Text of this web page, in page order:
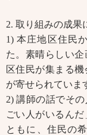
2. 取り組みの成果
1) 本庄地区住民
た。素晴らしい
区住民が集まる
が寄せられていま
2) 講師の話でそ
ごい人がいるん
ともに、住民の